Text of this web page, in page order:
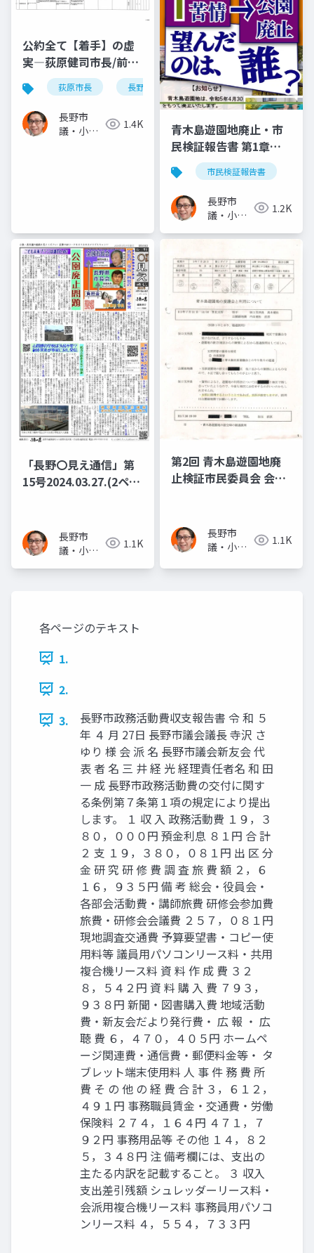
公約全て【着手】の虚
実―荻原健司市長/前市
長と変わらず実施も
「着手」とカウント!
2025.08.27.
荻原市長 長野市長選2025
長野市
議・小泉
1.4K
青木島遊園地廃止・市
民検証報告書 第1章
「案」「1軒の苦情→こ
ども公園廃止 望んだの
は、誰?」－－検証: 信
州・長野県 小さな遊園
地の大きな問い 青木島
員会
市民検証報告書
長野市
議・小泉
パー無所
属)
1.2K
「長野〇見え通信」第
15号2024.03.27.(2ペー
後に「お寺」の意向か
城山駐車場 高額有料化
◆山間部の学校は冷房
長野市
議・小泉
1.1K
第2回 青木島遊園地廃
止検証市民委員会 会議
長野市
議・小泉
1.1K
各ページのテキスト
1.
2.
3.
長野市政務活動費収支報告書 令 和 ５
年 ４ 月 27日 長野市議会議長 寺沢 さ
ゆり 様 会 派 名 長野市議会新友会 代
表 者 名 三 井 経 光 経理責任者名 和 田
一 成 長野市政務活動費の交付に関す
る条例第７条第１項の規定により提出
します。 １ 収 入 政務活動費 １９，３
８０，０００円 預金利息 ８１円 合 計
２ 支 １９，３８０，０８１円 出 区 分
金 研 究 研 修 費 調 査 旅 費 額 ２，６
１６，９３５円 備 考 総会・役員会・
各部会活動費・講師旅費 研修会参加費
旅費・研修会会議費 ２５７，０８１円
現地調査交通費 予算要望書・コピー使
用料等 議員用パソコンリース料・共用
複合機リース料 資 料 作 成 費 ３２
８，５４２円 資 料 購 入 費 ７９３，
９３８円 新聞・図書購入費 地域活動
費・新友会だより発行費・ 広 報 ・ 広
聴 費 ６，４７０，４０５円 ホームペ
ージ関連費・通信費・郵便料金等・ タ
ブレット端末使用料 人 事 件 務 費 所
費 そ の 他 の 経 費 合 計 ３，６１２，
４９１円 事務職員賃金・交通費・労働
保険料 ２７４，１６４円 ４７１，７
９２円 事務用品等 その他 １４，８２
５，３４８円 注 備考欄には、支出の
主たる内訳を記載すること。 ３ 収入
支出差引残額 シュレッダーリース料・
会派用複合機リース料 事務員用パソコ
ンリース料 ４，５５４，７３３円